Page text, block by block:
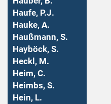
Haufe, P.J.
Hauke, A.
Haußmann, S.
Hayböck, S.
Heckl, M.
Heim, C.
Heimbs, S.
Hein, L.